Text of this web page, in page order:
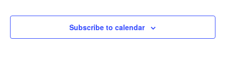
Subscribe to calendar